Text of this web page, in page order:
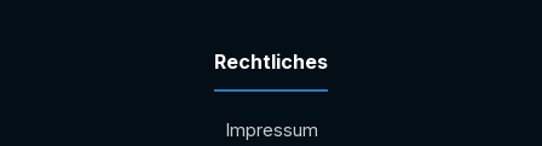
Rechtliches
Impressum